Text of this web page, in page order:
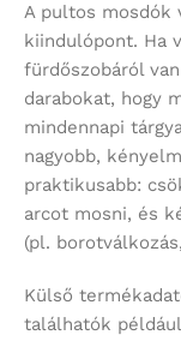
A pultos mosdók
kiindulópont. Ha
fürdőszobáról
darabokat, hogy
mindennapi
nagyobb,
praktikusabb:
arcot mosni, és
(pl.
Külső
találhatók